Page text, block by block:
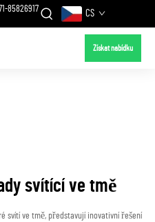
85826917 CS
Získat nabídku
svítící ve tmě
svítí ve tmě, představují inovativní řešení